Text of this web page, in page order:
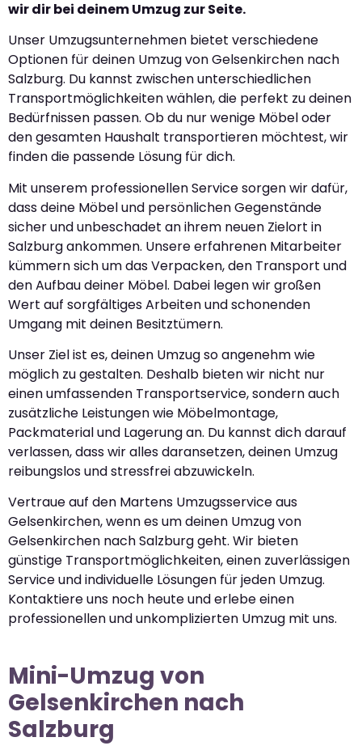
wir dir bei deinem Umzug zur Seite.
Unser Umzugsunternehmen bietet verschiedene
Optionen für deinen Umzug von Gelsenkirchen nach
Salzburg. Du kannst zwischen unterschiedlichen
Transportmöglichkeiten wählen, die perfekt zu deinen
Bedürfnissen passen. Ob du nur wenige Möbel oder
den gesamten Haushalt transportieren möchtest, wir
finden die passende Lösung für dich.
Mit unserem professionellen Service sorgen wir dafür,
dass deine Möbel und persönlichen Gegenstände
sicher und unbeschadet an ihrem neuen Zielort in
Salzburg ankommen. Unsere erfahrenen Mitarbeiter
kümmern sich um das Verpacken, den Transport und
den Aufbau deiner Möbel. Dabei legen wir großen
Wert auf sorgfältiges Arbeiten und schonenden
Umgang mit deinen Besitztümern.
Unser Ziel ist es, deinen Umzug so angenehm wie
möglich zu gestalten. Deshalb bieten wir nicht nur
einen umfassenden Transportservice, sondern auch
zusätzliche Leistungen wie Möbelmontage,
Packmaterial und Lagerung an. Du kannst dich darauf
verlassen, dass wir alles daransetzen, deinen Umzug
reibungslos und stressfrei abzuwickeln.
Vertraue auf den Martens Umzugsservice aus
Gelsenkirchen, wenn es um deinen Umzug von
Gelsenkirchen nach Salzburg geht. Wir bieten
günstige Transportmöglichkeiten, einen zuverlässigen
Service und individuelle Lösungen für jeden Umzug.
Kontaktiere uns noch heute und erlebe einen
professionellen und unkomplizierten Umzug mit uns.
Mini-Umzug von
Gelsenkirchen nach
Salzburg